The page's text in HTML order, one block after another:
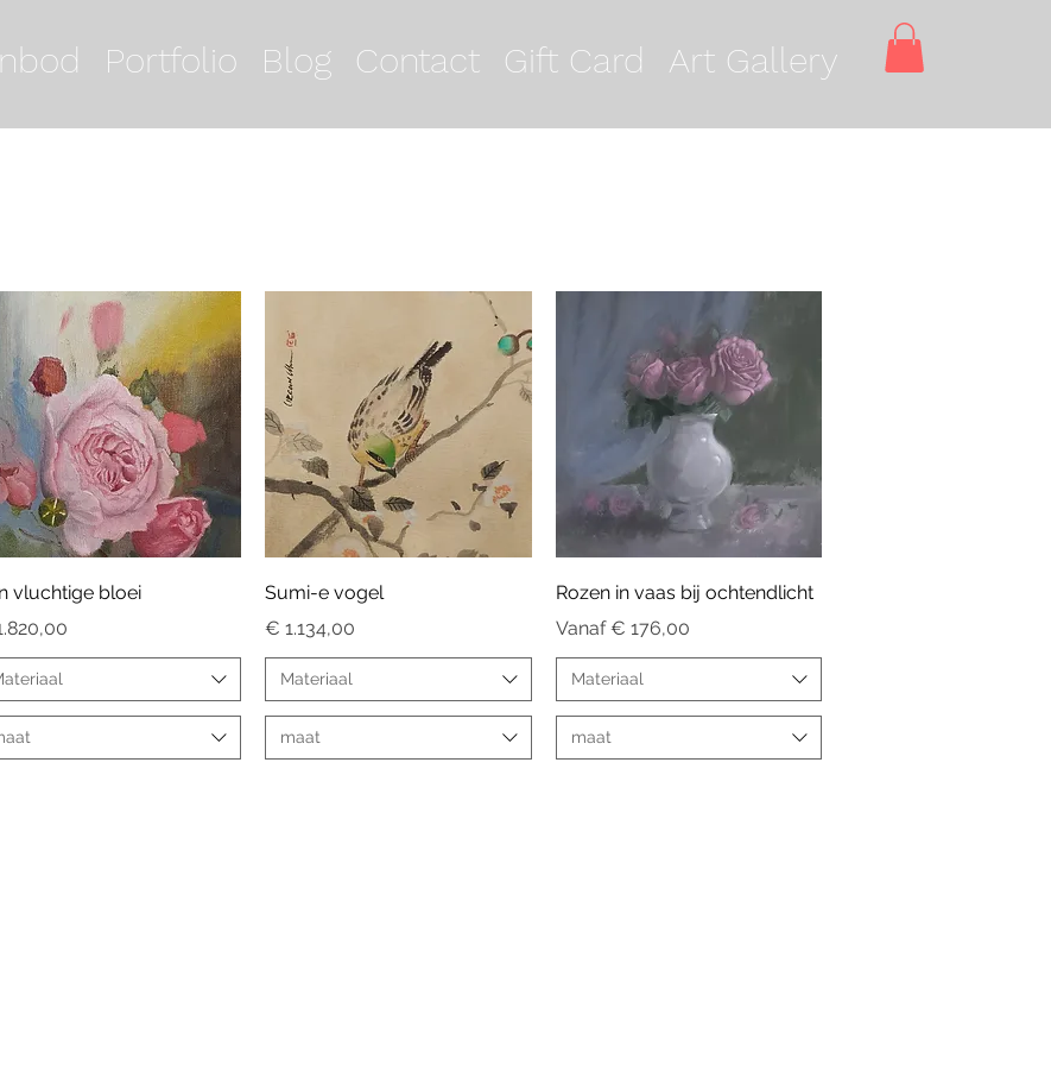
Portfolio Blog Contact Gift Card Art Gallery
Snel overzicht
vluchtige bloei
Snel overzicht
Sumi-e vogel
Prijs
€ 1.134,00
Materiaal
maat
Snel overzicht
Rozen in vaas bij ochtendlicht
Vanaf€ 176,00
Verkoopprijs
Materiaal
maat